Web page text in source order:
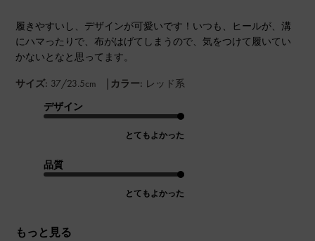
履きやすいし、デザインが可愛いです！いつも、ヒールが、溝
にハマったりで、布がはげてしまうので、気をつけて履いてい
かないとなと思ってます。
サイズ: 37/23.5cm | カラー: レッド系
デザイン
とてもよかった
品質
とてもよかった
もっと見る